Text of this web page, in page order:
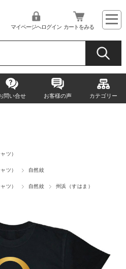
マイページへログイン カートをみる
問い合せ お客様の声 カテゴリー
ツ）
ツ） 自然紋
ツ） 自然紋 州浜（すはま）